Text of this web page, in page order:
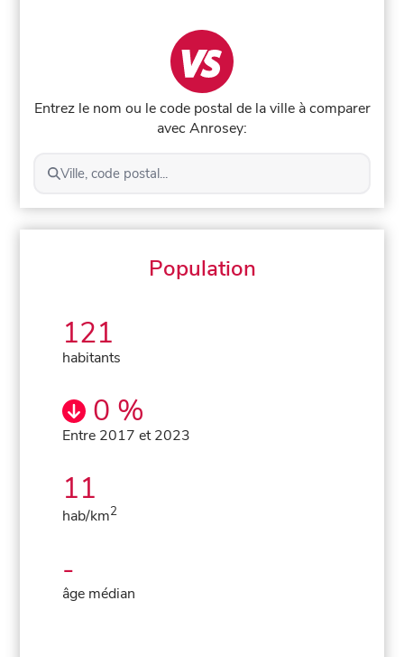
Entrez le nom ou le code postal de la ville à comparer
avec Anrosey:
Ville, code postal...
Population
121
habitants
0 %
Entre 2017 et 2023
11
hab/km2
-
âge médian